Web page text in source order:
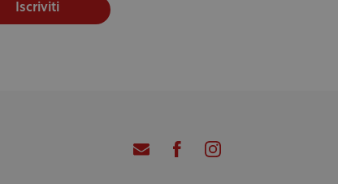
Iscriviti